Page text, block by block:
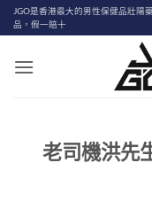
Skip
to
JGO是香港最大的男性保健品壯陽
品，假一賠十
老司機洪先